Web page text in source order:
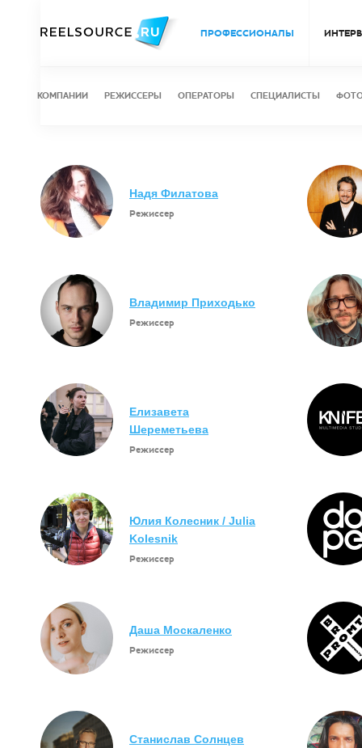
ПРОФЕССИОНАЛЫ
КОМПАНИИ РЕЖИССЕРЫ ОПЕРАТОРЫ СПЕЦИАЛИСТЫ
Надя Филатова
Режиссер
Владимир Приходько
Режиссер
Елизавета
Шереметьева
Режиссер
Юлия Колесник / Julia
Kolesnik
Режиссер
Даша Москаленко
Режиссер
Станислав Солнцев